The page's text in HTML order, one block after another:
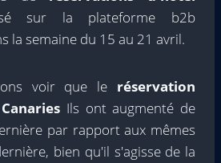
sur la plateforme b2b
la semaine du 15 au 21 avril.
voir que le réservation
Ils ont augmenté de
par rapport aux mêmes
bien qu'il s'agisse de la